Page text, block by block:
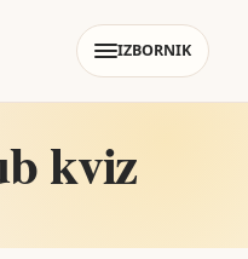
IZBORNIK
kviz